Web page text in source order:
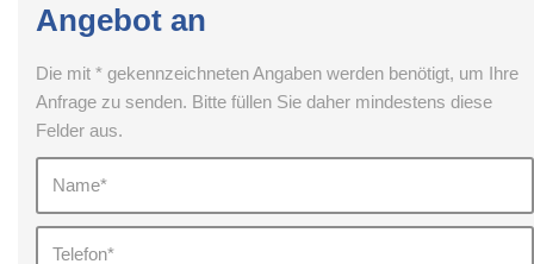
Angebot an
Die mit * gekennzeichneten Angaben werden benötigt, um Ihre
Anfrage zu senden. Bitte füllen Sie daher mindestens diese
Felder aus.